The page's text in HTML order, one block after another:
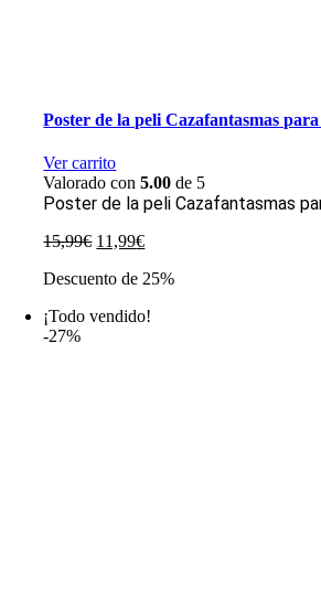
Poster de la peli Cazafantasmas
Ver carrito
Valorado con5.00 de 5
Poster de la peli Cazafantasmas
15,99€ El
original
15,99€.
11,99€El
actual
11,99€.
Descuento de 25%
¡Todo vendido!
-27%